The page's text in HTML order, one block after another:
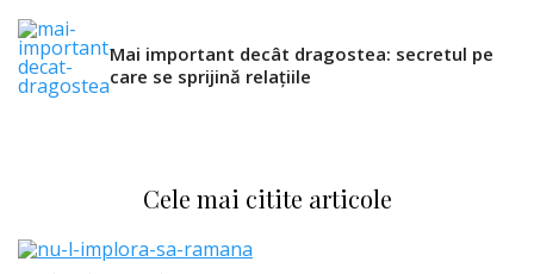
Mai important decât dragostea: secretul pe
care se sprijină relațiile
Cele mai citite articole